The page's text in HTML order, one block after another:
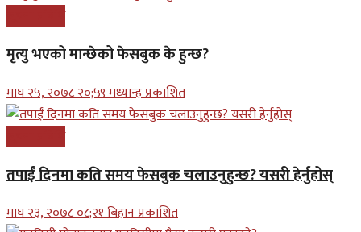
मृत्यु भएको मान्छेको फेसबुक के हुन्छ?
माघ २५, २०७८ २०;५९ मध्यान्ह प्रकाशित
तपाईं दिनमा कति समय फेसबुक चलाउनुहुन्छ? यसरी हेर्नुहोस्
माघ २३, २०७८ ०८;२१ बिहान प्रकाशित